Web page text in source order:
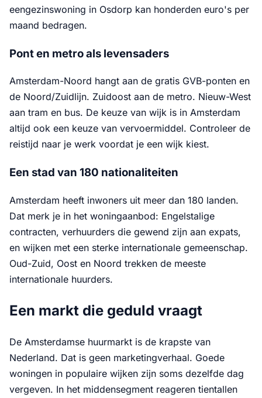
eengezinswoning in Osdorp kan honderden euro's per
maand bedragen.
Pont en metro als levensaders
Amsterdam-Noord hangt aan de gratis GVB-ponten en
de Noord/Zuidlijn. Zuidoost aan de metro. Nieuw-West
aan tram en bus. De keuze van wijk is in Amsterdam
altijd ook een keuze van vervoermiddel. Controleer de
reistijd naar je werk voordat je een wijk kiest.
Een stad van 180 nationaliteiten
Amsterdam heeft inwoners uit meer dan 180 landen.
Dat merk je in het woningaanbod: Engelstalige
contracten, verhuurders die gewend zijn aan expats,
en wijken met een sterke internationale gemeenschap.
Oud-Zuid, Oost en Noord trekken de meeste
internationale huurders.
Een markt die geduld vraagt
De Amsterdamse huurmarkt is de krapste van
Nederland. Dat is geen marketingverhaal. Goede
woningen in populaire wijken zijn soms dezelfde dag
vergeven. In het middensegment reageren tientallen